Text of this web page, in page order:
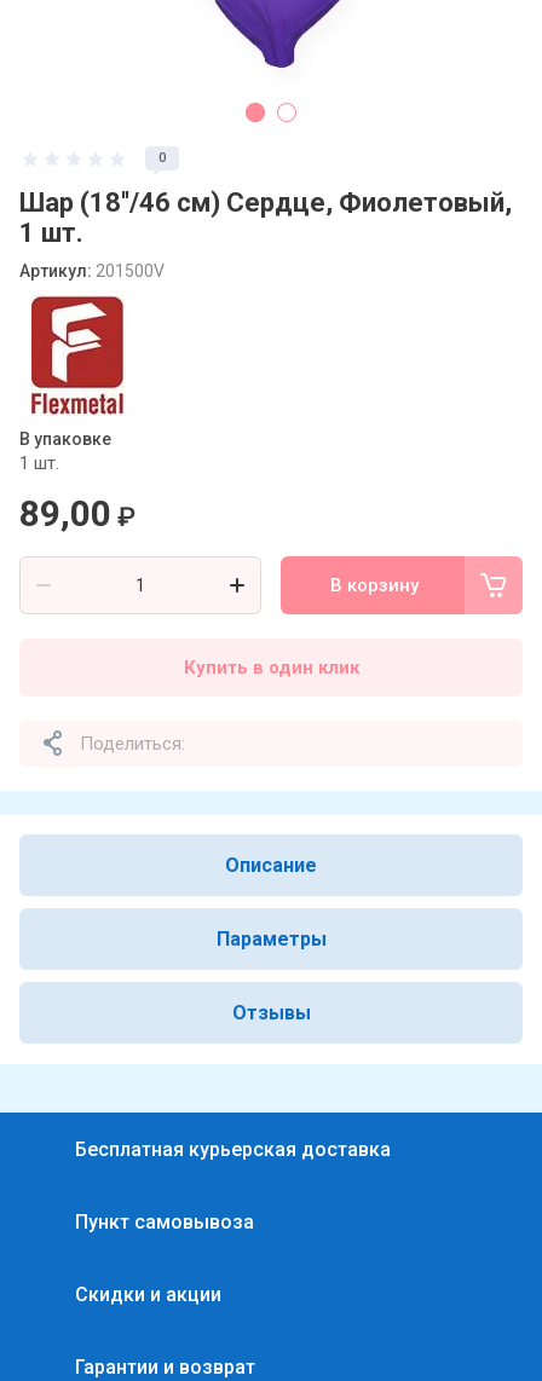
0
Шар (18''/46 см) Сердце, Фиолетовый,
1 шт.
Артикул: 201500V
В упаковке
1 шт.
89,00 ₽
В корзину
Купить в один клик
Поделиться:
Описание
Параметры
Отзывы
Бесплатная курьерская доставка
Пункт самовывоза
Скидки и акции
Гарантии и возврат